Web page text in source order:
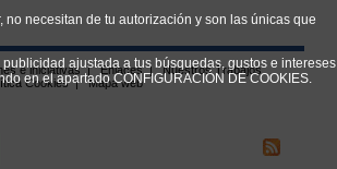
necesitan de tu autorización y son las únicas que
ajustada a tus búsquedas, gustos e intereses
en el apartado CONFIGURACIÓN DE COOKIES.
e iniciativas | Enlaces |
Nuestros Trabajos
Cookies |
Mapa web